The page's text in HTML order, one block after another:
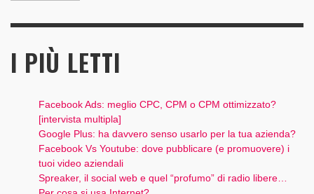
I PIÙ LETTI
Facebook Ads: meglio CPC, CPM o CPM ottimizzato?
[intervista multipla]
Google Plus: ha davvero senso usarlo per la tua azienda?
Facebook Vs Youtube: dove pubblicare (e promuovere) i
tuoi video aziendali
Spreaker, il social web e quel “profumo” di radio libere…